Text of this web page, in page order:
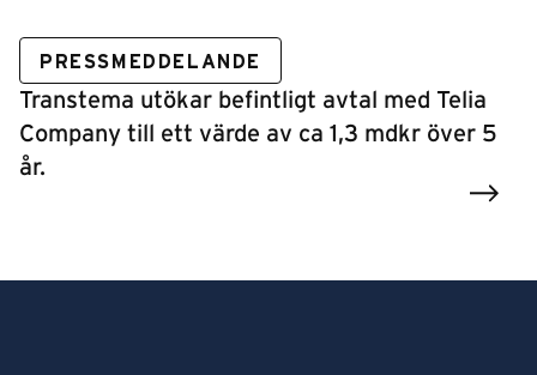
PRESSMEDDELANDE
Transtema utökar befintligt avtal med Telia
Company till ett värde av ca 1,3 mdkr över 5
år.